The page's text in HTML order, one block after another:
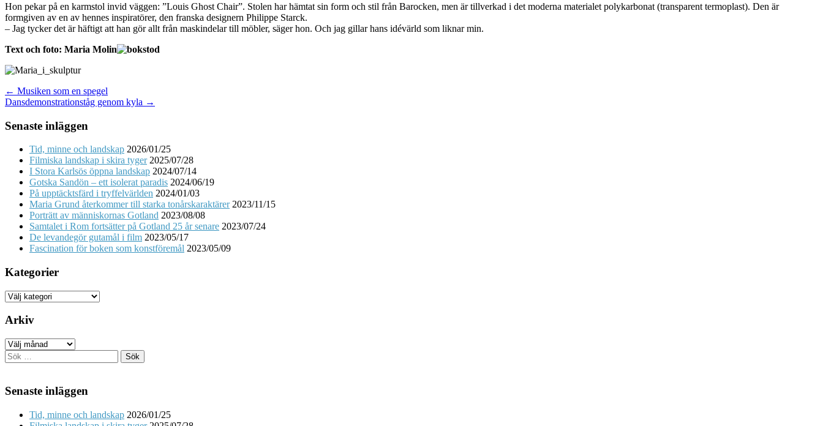
Hon pekar på en karmstol invid väggen: ”Louis Ghost Chair”. Stolen har hämtat sin form och stil från Barocken, men är tillverkad i det moderna materialet polykarbonat (transparent termoplast). Den är
formgiven av en av hennes inspiratörer, den franska designern Philippe Starck.
– Jag tycker det är häftigt att han gör allt från maskindelar till möbler, säger hon. Och jag gillar hans idévärld som liknar min.
Text och foto: Maria Molin
Post
navigation
← Musiken som en spegel
Dansdemonstrationståg genom kyla →
Senaste inläggen
Tid, minne och landskap 2026/01/25
Filmiska landskap i skira tyger 2025/07/28
I Stora Karlsös öppna landskap 2024/07/14
Gotska Sandön – ett isolerat paradis 2024/06/19
På upptäcktsfärd i tryffelvärlden 2024/01/03
Maria Grund återkommer till starka tonårskaraktärer 2023/11/15
Porträtt av människornas Gotland 2023/08/08
Samtalet i Rom fortsätter på Gotland 25 år senare 2023/07/24
De levandegör gutamål i film 2023/05/17
Fascination för boken som konstföremål 2023/05/09
Kategorier
Kategorier
Arkiv
Arkiv
Sök
efter:
Senaste inläggen
Tid, minne och landskap 2026/01/25